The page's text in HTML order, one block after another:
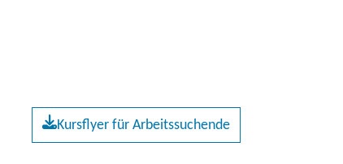
Kursflyer für Arbeitssuchende